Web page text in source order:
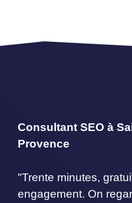
Consultant SEO à
Provence
"Trente minutes,
engagement. On